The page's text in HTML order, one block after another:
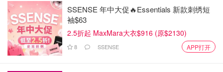
油皮）
推荐人群
追求清爽水
润、
日常保养者
润、
双重功效的熟
龄肌
SSENSE 年中大促🔥Essentials 新款刺绣短
袖$63
2.5折起 MaxMara大衣$916 (原$2130)
8 SSENSE APP打开